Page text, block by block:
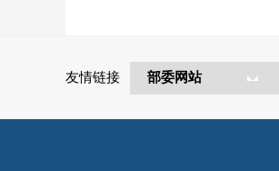
友情链接